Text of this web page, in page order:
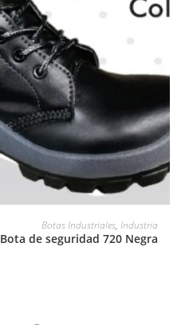
Botas Industriales,Industria
Bota de seguridad 720 Negra